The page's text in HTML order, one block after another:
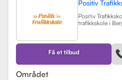
Positiv
Positiv
trafikkskole i
føreropplæring
tilhenger og
spesialiserte
grunnkurs og
Få et tilbud
Området